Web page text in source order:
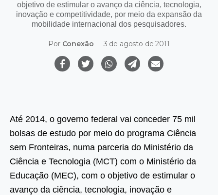
objetivo de estimular o avanço da ciência, tecnologia,
inovação e competitividade, por meio da expansão da
mobilidade internacional dos pesquisadores.
Por Conexão 3 de agosto de 2011
Até 2014, o governo federal vai conceder 75 mil
bolsas de estudo por meio do programa Ciência
sem Fronteiras, numa parceria do Ministério da
Ciência e Tecnologia (MCT) com o Ministério da
Educação (MEC), com o objetivo de estimular o
avanço da ciência, tecnologia, inovação e